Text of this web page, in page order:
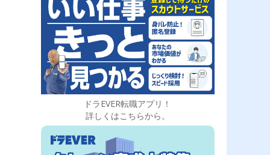
ドラEVER転職アプリ！
詳しくはこちらから。